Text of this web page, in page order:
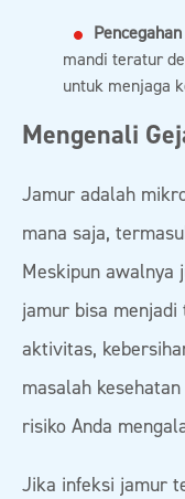
Pencegahan
mandi teratur
untuk menjaga
Mengenali
Jamur adalah
mana saja,
Meskipun awalnya
jamur bisa
aktivitas,
masalah
risiko Anda
Jika infeksi jamur